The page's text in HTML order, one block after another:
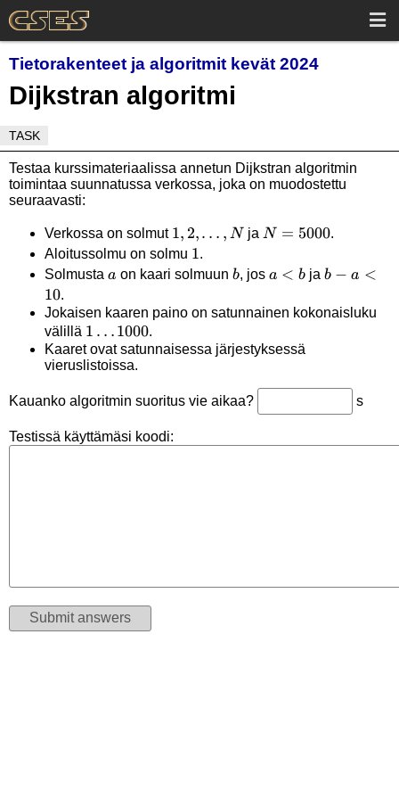
Tietorakenteet ja algoritmit kevät 2024
Dijkstran algoritmi
TASK
Testaa kurssimateriaalissa annetun Dijkstran algoritmin
toimintaa suunnatussa verkossa, joka on muodostettu
seuraavasti:
Verkossa on solmut 1,2,\dots,N
1, 2,… , N ja N=5000
N = 5000.
Aloitussolmu on solmu 1
1.
Solmusta a
a on kaari solmuun b
b, jos a<b
a < b jab-
b − a <
10.
Jokaisen kaaren paino on satunnainen kokonaisluku
välillä 1
\dots
1000
1 …1000.
Kaaret ovat satunnaisessa järjestyksessä
vieruslistoissa.
Kauanko algoritmin suoritus vie aikaa? s
Testissä käyttämäsi koodi: